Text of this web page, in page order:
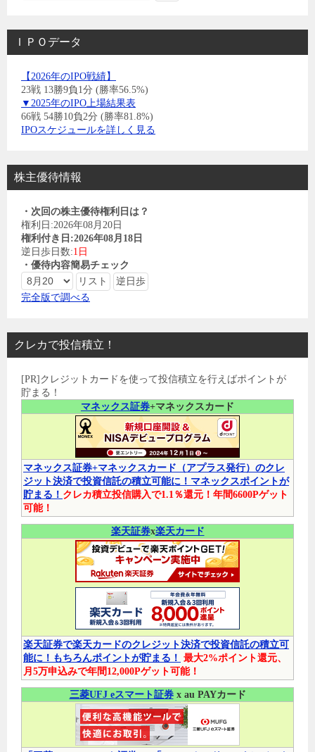
ＩＰＯデータ
【2026年のIPO戦績】
23戦 13勝9負1分 (勝率56.5%)
▼2025年のIPO上場結果表
66戦 54勝10負2分 (勝率81.8%)
IPOスケジュールを詳しく見る
株主優待情報
・次回の株主優待権利日は？
権利日:2026年08月20日
権利付き日:2026年08月18日
逆日歩日数:1日
・優待内容簡易チェック
完全版で調べる
クレカで投信積立！
[PR]クレジットカードを使って投信積立を行えばポイントが
貯まる！
マネックス証券+マネックスカード
マネックス証券+マネックスカード（アプラス発行）のクレ
ジット決済で投資信託の積立可能に！マネックスポイントが
貯まる！ クレカ積立投信購入で1.1％還元！年間6600Pゲット
可能！
楽天証券x楽天カード
楽天証券で楽天カードのクレジット決済で投資信託の積立可
能に！もちろんポイントが貯まる！ 最大2%ポイント還元、
月5万申込みで年間12,000Pゲット可能！
三菱UFJ eスマート証券x au PAYカード